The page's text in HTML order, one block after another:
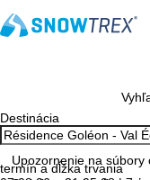
Upozornenie na súbory
Destinácia
termín a dĺžka trvania